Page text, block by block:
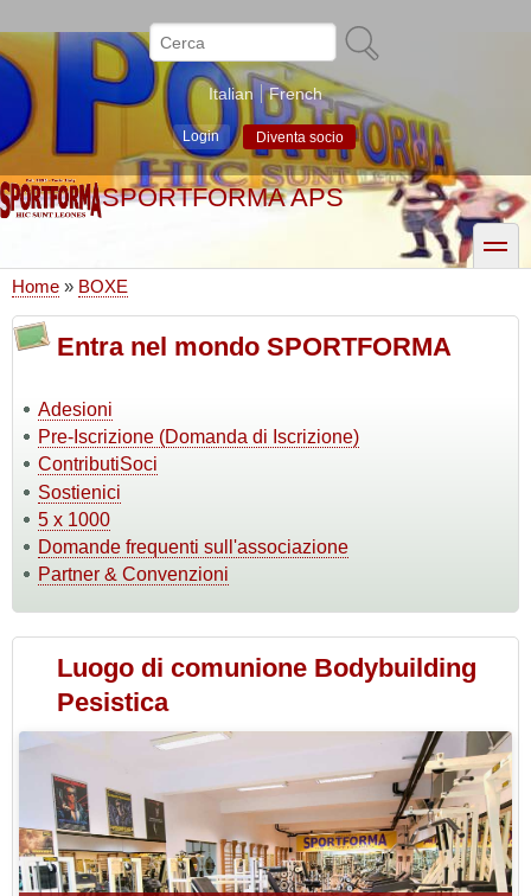
al
contenuto
principale
Cerca
Italian French
Login Diventa socio
SPORTFORMA APS
toggle
Briciole
di
Home BOXE
Entra nel mondo SPORTFORMA
Adesioni
Pre-Iscrizione (Domanda di Iscrizione)
ContributiSoci
Sostienici
5 x 1000
Domande frequenti sull'associazione
Partner & Convenzioni
Luogo di comunione Bodybuilding
Pesistica